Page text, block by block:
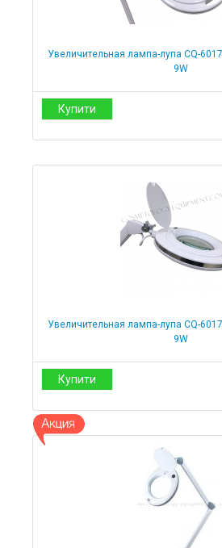
Увеличительная лампа-лупа CQ-
9W
Купити
Увеличительная лампа-лупа CQ-
9W
Купити